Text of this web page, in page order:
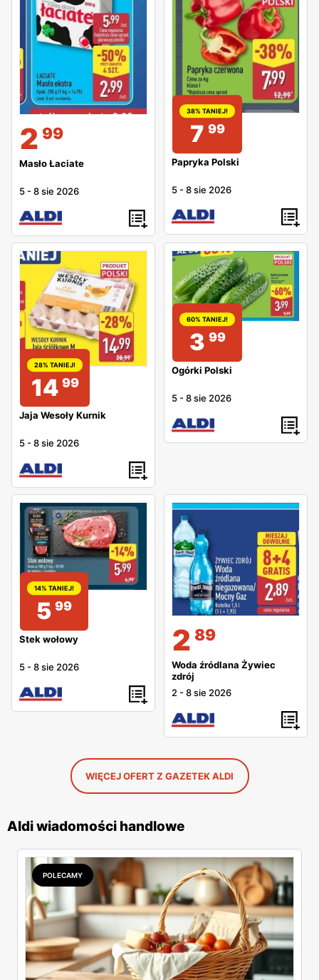
2 99
Masło Łaciate
5 -8 sie 2026
38% TANIEJ!
7 99
Papryka Polski
5 -8 sie 2026
28% TANIEJ!
14 99
Jaja Wesoły Kurnik
5 -8 sie 2026
60% TANIEJ!
3 99
Ogórki Polski
5 -8 sie 2026
14% TANIEJ!
5 99
Stek wołowy
5 -8 sie 2026
2 89
Woda źródlana Żywiec
zdrój
2 -8 sie 2026
WIĘCEJ OFERT Z GAZETEK ALDI
Aldi wiadomości handlowe
POLECAMY